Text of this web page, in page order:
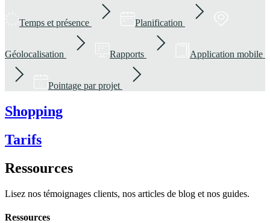
Temps et présence Planification
Géolocalisation Rapports Application mobile
Pointage par projet
Shopping
Tarifs
Ressources
Lisez nos témoignages clients, nos articles de blog et nos guides.
Ressources